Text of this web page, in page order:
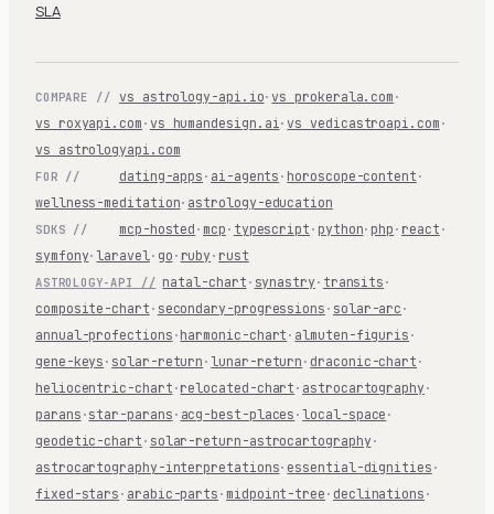
SLA
COMPARE // vs astrology-api.io·vs prokerala.com ·
vs roxyapi.com · vs humandesign.ai ·vs vedicastroapi.com ·
vs astrologyapi.com
FOR // dating-apps · ai-agents · horoscope-content ·
wellness-meditation· astrology-education
SDKS // mcp-hosted · mcp · typescript · python· php · react ·
symfony·laravel · go · ruby · rust
ASTROLOGY-API // natal-chart · synastry · transits ·
composite-chart · secondary-progressions · solar-arc ·
annual-profections · harmonic-chart · almuten-figuris ·
gene-keys · solar-return ·lunar-return · draconic-chart ·
heliocentric-chart · relocated-chart · astrocartography ·
parans · star-parans · acg-best-places ·local-space ·
geodetic-chart · solar-return-astrocartography ·
astrocartography-interpretations· essential-dignities ·
fixed-stars · arabic-parts · midpoint-tree · declinations ·